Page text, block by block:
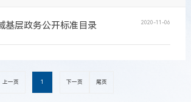
基层政务公开标准目录 2020-11-06
上一页 1 下一页 尾页